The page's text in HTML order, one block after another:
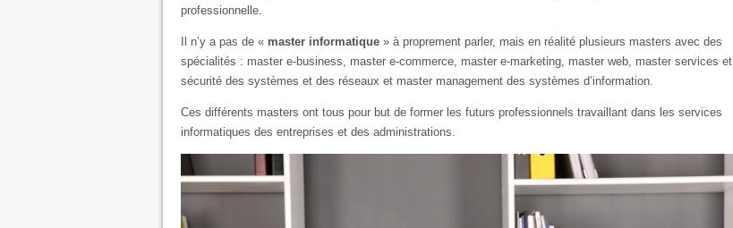
professionnelle.
Il n’y a pas de « master informatique » à proprement parler, mais en réalité plusieurs masters avec des
spécialités : master e-business, master e-commerce, master e-marketing, master web, master services et
sécurité des systèmes et des réseaux et master management des systèmes d’information.
Ces différents masters ont tous pour but de former les futurs professionnels travaillant dans les services
informatiques des entreprises et des administrations.